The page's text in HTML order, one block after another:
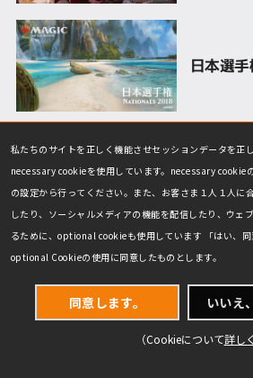
日本選
エター
ド・ア
アー
私たちのサイトを正しく機能させセッションデータを正
necessary cookieを使用しています。necessary cookie
の設定から行ってください。また、お客さま１人１人に
したり、ソーシャルメディアの機能を配信したり、ウェ
るために、optional cookieも使用しています 「はい、同
optional Cookieの使用に同意したものとします。
同意します。 いいえ
（Cookieについて詳しく